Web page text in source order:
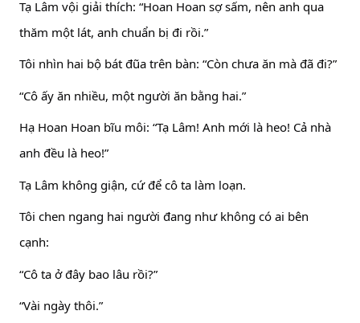
Tạ Lâm vội giải thích: “Hoan Hoan sợ sấm, nên anh qua
thăm một lát, anh chuẩn bị đi rồi.”
Tôi nhìn hai bộ bát đũa trên bàn: “Còn chưa ăn mà đã đi?”
“Cô ấy ăn nhiều, một người ăn bằng hai.”
Hạ Hoan Hoan bĩu môi: “Tạ Lâm! Anh mới là heo! Cả nhà
anh đều là heo!”
Tạ Lâm không giận, cứ để cô ta làm loạn.
Tôi chen ngang hai người đang như không có ai bên
cạnh:
“Cô ta ở đây bao lâu rồi?”
“Vài ngày thôi.”